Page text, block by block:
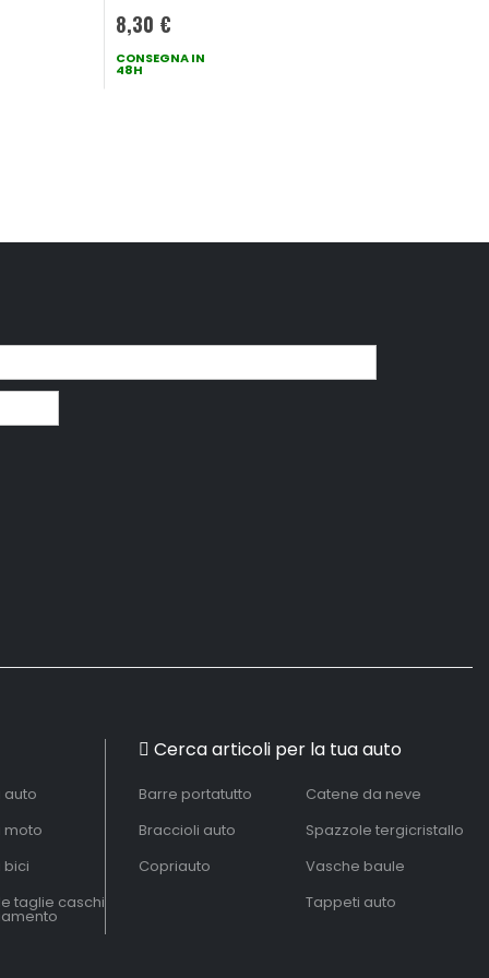
8,30 €
CONSEGNA IN
48H
auto
moto
bici
taglie caschi
Cerca articoli per la tua auto
Barre portatutto
Braccioli auto
Copriauto
Catene da neve
Spazzole tergicristallo
Vasche baule
Tappeti auto